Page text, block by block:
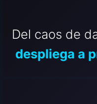
Del caos de
despliega a